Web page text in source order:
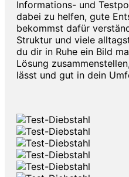
Informations- und
dabei zu helfen, gute
bekommst dafür
Struktur und viele
du dir in Ruhe ein Bild
Lösung
lässt und gut in dein